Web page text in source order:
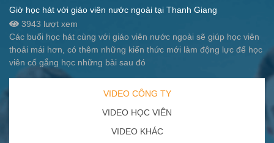
Giờ học hát với giáo viên nước ngoài tại Thanh Giang
3943 lượt xem
Các buổi học hát cùng với giáo viên nước ngoài sẽ giúp học viên
thoải mái hơn, có thêm những kiến thức mới làm động lực để học
viên cố gắng học những bài sau đó
VIDEO CÔNG TY
VIDEO HỌC VIÊN
VIDEO KHÁC